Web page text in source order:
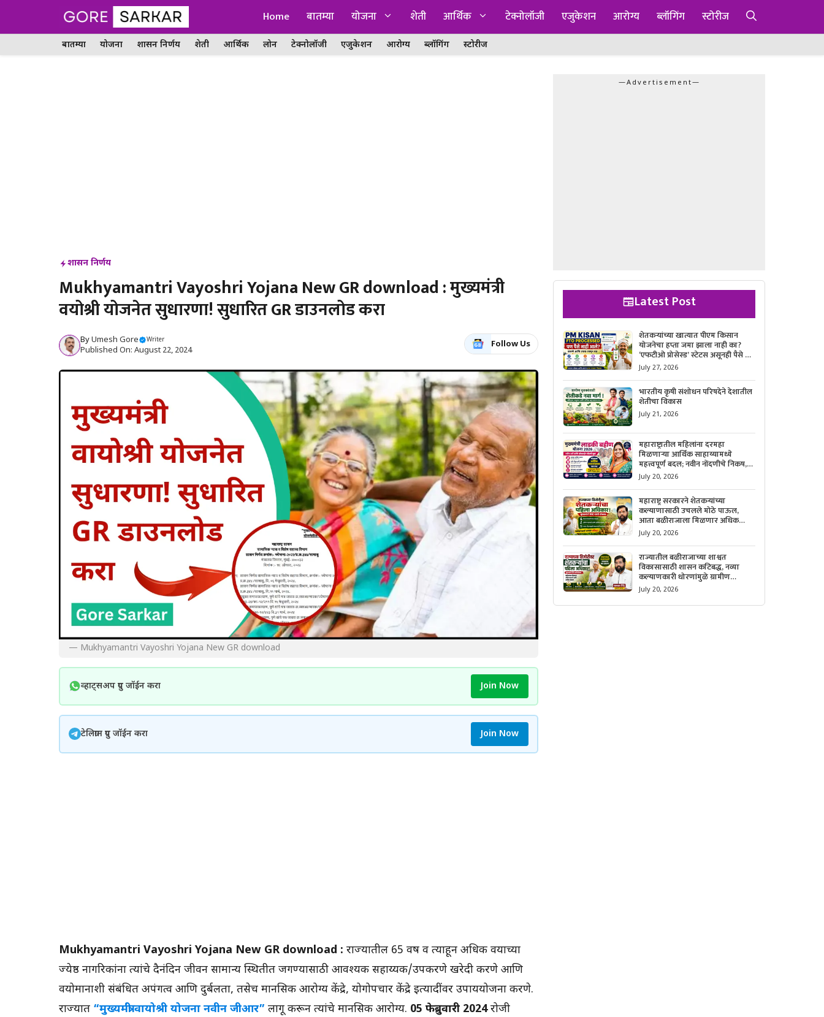
Home बातम्या योजना शेती आर्थिक टेक्नोलॉजी एजुकेशन आरोग्य ब्लॉगिंग स्टोरीज
बातम्या योजना शासन निर्णय शेती आर्थिक लोन टेक्नोलॉजी एजुकेशन आरोग्य ब्लॉगिंग स्टोरीज
शासन निर्णय
Mukhyamantri Vayoshri Yojana New GR download : मुख्यमंत्री
वयोश्री योजनेत सुधारणा! सुधारित GR डाउनलोड करा
ByUmesh Gore Writer
Published On: August 22, 2024
Follow Us
— Mukhyamantri Vayoshri Yojana New GR download
व्हाट्सअप ग्रुप जॉईन करा Join Now
टेलिग्राम ग्रुप जॉईन करा Join Now
Mukhyamantri Vayoshri Yojana New GR download : राज्यातील 65 वर्षे व त्याहून अधिक वयाच्या
ज्येष्ठ नागरिकांना त्यांचे दैनंदिन जीवन सामान्य स्थितीत जगण्यासाठी आवश्यक सहाय्यक/उपकरणे खरेदी करणे आणि
वयोमानाशी संबंधित अपंगत्व आणि दुर्बलता, तसेच मानसिक आरोग्य केंद्रे, योगोपचार केंद्रे इत्यादींवर उपाययोजना करणे.
राज्यात “मुख्यमंत्री वायोश्री योजना नवीन जीआर” लागू करून त्यांचे मानसिक आरोग्य. 05 फेब्रुवारी 2024रोजी
—Advertisement—
Latest Post
शेतकऱ्यांच्या खात्यात पीएम किसान
योजनेचा हप्ता जमा झाला नाही का?
‘एफटीओ प्रोसेस्ड’ स्टेटस असूनही पैसे न
मिळाल्यास काय करावे, याची सविस्तर
माहिती जाणून घ्या.
July 27, 2026
भारतीय कृषी संशोधन परिषदेने देशातील
शेतीचा विकास
July 21, 2026
महाराष्ट्रातील महिलांना दरमहा
मिळणाऱ्या आर्थिक साहाय्यामध्ये
महत्त्वपूर्ण बदल; नवीन नोंदणीचे निकष,
आवश्यक कागदपत्रे आणि ऑनलाईन
अर्ज करण्याची सोपी प्रक्रिया जाणून घ्या.
July 20, 2026
महाराष्ट्र सरकारने शेतकऱ्यांच्या
कल्याणासाठी उचलले मोठे पाऊल,
आता बळीराजाला मिळणार अधिक
बळकटी आणि आर्थिक संरक्षण; जाणून
घ्या सरकारचा नवा संकल्प.
July 20, 2026
राज्यातील बळीराजाच्या शाश्वत
विकासासाठी शासन कटिबद्ध, नव्या
कल्याणकारी धोरणांमुळे ग्रामीण
अर्थव्यवस्थेला मिळणार मोठी गती.
July 20, 2026